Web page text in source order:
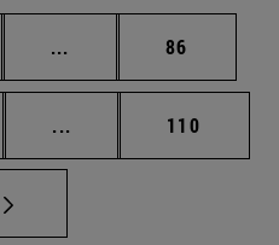
... Páginas intermedias
Página
86
... Páginas intermedias
Página
110